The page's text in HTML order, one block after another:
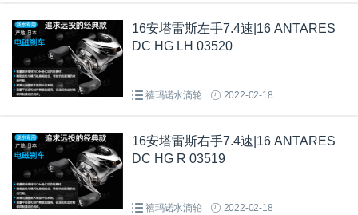
16安塔雷斯左手7.4速|16 ANTARES
DC HG LH 03520
禧玛诺水滴轮 2022-02-18
16安塔雷斯右手7.4速|16 ANTARES
DC HG R 03519
禧玛诺水滴轮 2022-02-18